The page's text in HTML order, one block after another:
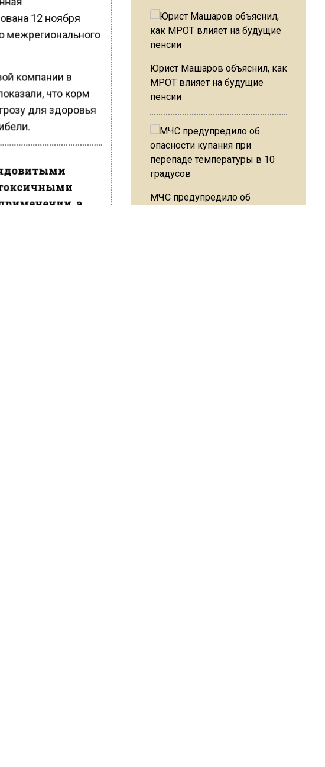
12 ноября
межрегионального
компании в
что корм
для здоровья
а
Юрист Машаров объяснил, как
МРОТ влияет на будущие
пенсии
МЧС предупредило об